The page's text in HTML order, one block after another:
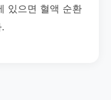
있으면 혈액 순환